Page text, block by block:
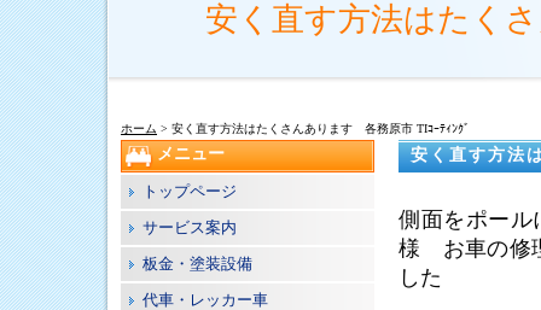
安く直す方法はたく
ホーム > 安く直す方法はたくさんあります 各務原市 TIｺｰﾃｨﾝｸﾞ
安く直す方法
側面をポール
様 お車の修
した
メニュー
トップページ
サービス案内
板金・塗装設備
代車・レッカー車